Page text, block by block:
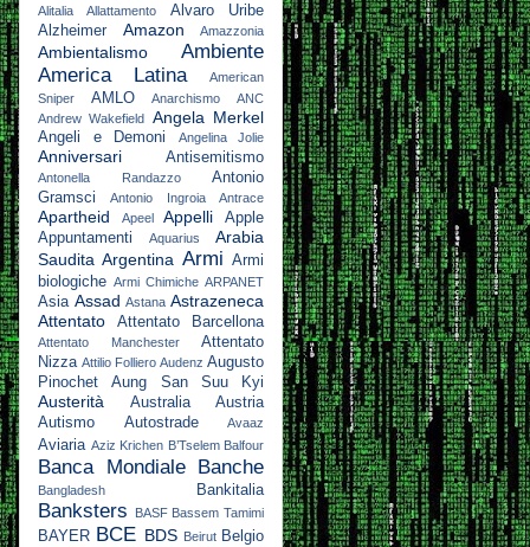
Alitalia Allattamento
Alvaro Uribe
Alzheimer
Amazon Amazzonia
Ambientalismo
Ambiente
America Latina
American
Sniper
AMLO Anarchismo
ANC
Andrew Wakefield Angela Merkel
Angeli e Demoni Angelina Jolie
Anniversari Antisemitismo
Antonella Randazzo
Antonio
Gramsci
Antonio Ingroia Antrace
Apartheid Apeel Appelli
Apple
Appuntamenti
Aquarius
Arabia
Saudita Argentina Armi Armi
biologiche Armi Chimiche ARPANET
Asia Assad Astana Astrazeneca
Attentato
Attentato Barcellona
Attentato Manchester
Attentato
Nizza Attilio Folliero Audenz Augusto
Pinochet
Aung San Suu Kyi
Austerità Australia
Austria
Autismo
Autostrade Avaaz
Aviaria Aziz Krichen B’Tselem Balfour
Banca Mondiale Banche
Bangladesh Bankitalia
Banksters BASF Bassem Tamimi
BAYER BCE BDS Beirut Belgio